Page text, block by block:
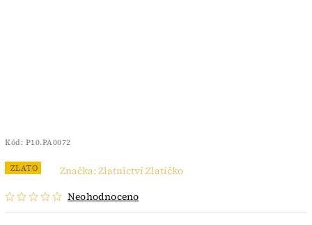
Kód: P10.PA0072
ZLATO
Neohodnoceno
Značka: Zlatnictví Zlatíčko